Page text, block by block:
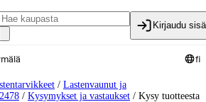
Kirjaudu
fi
/ Lastenvaunut ja
/ Kysymykset ja vastaukset / Kysy tuotteesta